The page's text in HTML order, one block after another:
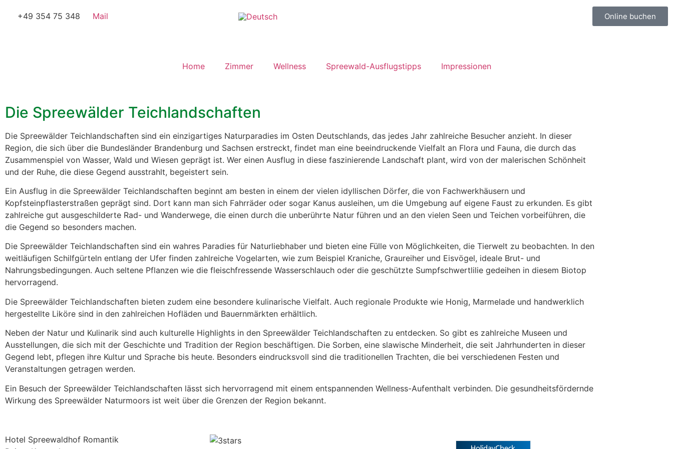
+49 354 75 348 Mail Online buchen
Home Zimmer Wellness Spreewald-Ausflugstipps Impressionen
Die Spreewälder Teichlandschaften
Die Spreewälder Teichlandschaften sind ein einzigartiges Naturparadies im Osten Deutschlands, das jedes Jahr zahlreiche Besucher anzieht. In dieser
Region, die sich über die Bundesländer Brandenburg und Sachsen erstreckt, findet man eine beeindruckende Vielfalt an Flora und Fauna, die durch das
Zusammenspiel von Wasser, Wald und Wiesen geprägt ist. Wer einen Ausflug in diese faszinierende Landschaft plant, wird von der malerischen Schönheit
und der Ruhe, die diese Gegend ausstrahlt, begeistert sein.
Ein Ausflug in die Spreewälder Teichlandschaften beginnt am besten in einem der vielen idyllischen Dörfer, die von Fachwerkhäusern und
Kopfsteinpflasterstraßen geprägt sind. Dort kann man sich Fahrräder oder sogar Kanus ausleihen, um die Umgebung auf eigene Faust zu erkunden. Es gibt
zahlreiche gut ausgeschilderte Rad- und Wanderwege, die einen durch die unberührte Natur führen und an den vielen Seen und Teichen vorbeiführen, die
die Gegend so besonders machen.
Die Spreewälder Teichlandschaften sind ein wahres Paradies für Naturliebhaber und bieten eine Fülle von Möglichkeiten, die Tierwelt zu beobachten. In den
weitläufigen Schilfgürteln entlang der Ufer finden zahlreiche Vogelarten, wie zum Beispiel Kraniche, Graureiher und Eisvögel, ideale Brut- und
Nahrungsbedingungen. Auch seltene Pflanzen wie die fleischfressende Wasserschlauch oder die geschützte Sumpfschwertlilie gedeihen in diesem Biotop
hervorragend.
Die Spreewälder Teichlandschaften bieten zudem eine besondere kulinarische Vielfalt. Auch regionale Produkte wie Honig, Marmelade und handwerklich
hergestellte Liköre sind in den zahlreichen Hofläden und Bauernmärkten erhältlich.
Neben der Natur und Kulinarik sind auch kulturelle Highlights in den Spreewälder Teichlandschaften zu entdecken. So gibt es zahlreiche Museen und
Ausstellungen, die sich mit der Geschichte und Tradition der Region beschäftigen. Die Sorben, eine slawische Minderheit, die seit Jahrhunderten in dieser
Gegend lebt, pflegen ihre Kultur und Sprache bis heute. Besonders eindrucksvoll sind die traditionellen Trachten, die bei verschiedenen Festen und
Veranstaltungen getragen werden.
Ein Besuch der Spreewälder Teichlandschaften lässt sich hervorragend mit einem entspannenden Wellness-Aufenthalt verbinden. Die gesundheitsfördernde
Wirkung des Spreewälder Naturmoors ist weit über die Grenzen der Region bekannt.
Hotel Spreewaldhof Romantik